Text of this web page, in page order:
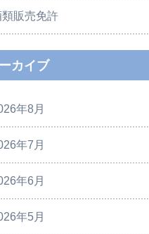
類販売免許
カイブ
年8月
年7月
年6月
年5月